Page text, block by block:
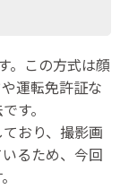
。この方式は顔
運転免許証な
す。
おり、撮影画
るため、今回